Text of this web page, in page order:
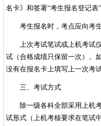
名卡》和签署“考生报名登记表”
考生报名时，考点应向考生
上次考试笔试或上机考试仅
试（合格成绩只保留一次）。
没有在报名卡上填写上一次考
三、考试方式
除一级各科全部采用上机考
试形式（上机考核要求在笔试